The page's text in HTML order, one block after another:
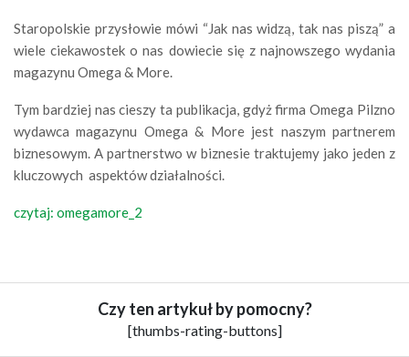
Staropolskie przysłowie mówi “Jak nas widzą, tak nas piszą” a
wiele ciekawostek o nas dowiecie się z najnowszego wydania
magazynu Omega & More.
Tym bardziej nas cieszy ta publikacja, gdyż firma Omega Pilzno
wydawca magazynu Omega & More jest naszym partnerem
biznesowym. A partnerstwo w biznesie traktujemy jako jeden z
kluczowych aspektów działalności.
czytaj: omegamore_2
Czy ten artykuł by pomocny?
[thumbs-rating-buttons]